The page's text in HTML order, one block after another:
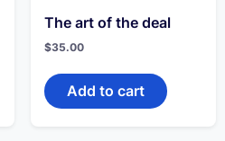
The art of the deal
$35.00
Add to cart